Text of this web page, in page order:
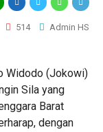
514 Admin HS
Widodo (Jokowi)
Sila yang
Barat
dengan